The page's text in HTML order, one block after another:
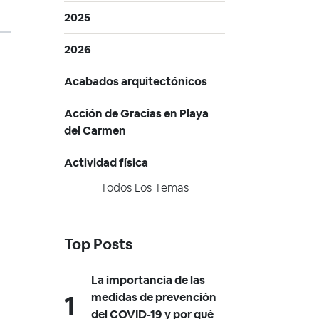
2025
2026
Acabados arquitectónicos
Acción de Gracias en Playa
del Carmen
Actividad física
Todos Los Temas
Top Posts
La importancia de las
medidas de prevención
del COVID-19 y por qué